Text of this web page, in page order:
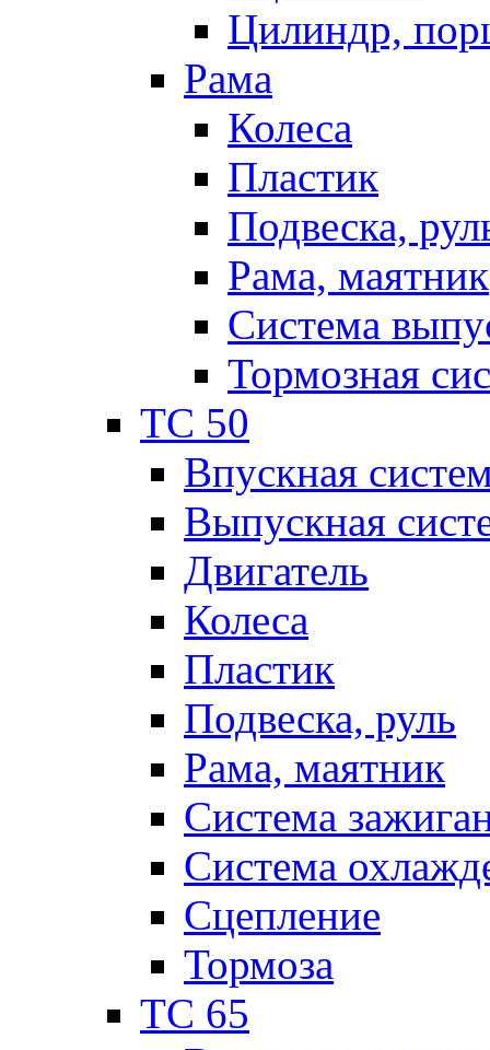
Цилиндр,
Рама
Колеса
Пластик
Подвеска,
Рама, маятник
Система
Тормозная
TC 50
Впускная
Выпускная
Двигатель
Колеса
Пластик
Подвеска, руль
Рама, маятник
Система
Система
Сцепление
Тормоза
TC 65